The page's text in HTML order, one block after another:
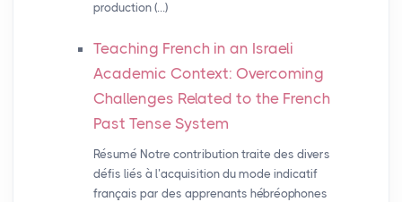
production (…)
Teaching French in an Israeli
Academic Context: Overcoming
Challenges Related to the French
Past Tense System
Résumé Notre contribution traite des divers
défis liés à l’acquisition du mode indicatif
français par des apprenants hébréophones